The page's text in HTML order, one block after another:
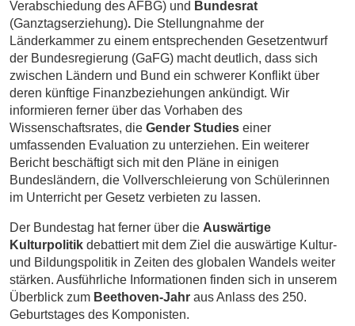
Verabschiedung des AFBG) und Bundesrat
(Ganztagserziehung). Die Stellungnahme der
Länderkammer zu einem entsprechenden Gesetzentwurf
der Bundesregierung (GaFG) macht deutlich, dass sich
zwischen Ländern und Bund ein schwerer Konflikt über
deren künftige Finanzbeziehungen ankündigt. Wir
informieren ferner über das Vorhaben des
Wissenschaftsrates, die Gender Studies einer
umfassenden Evaluation zu unterziehen. Ein weiterer
Bericht beschäftigt sich mit den Pläne in einigen
Bundesländern, die Vollverschleierung von Schülerinnen
im Unterricht per Gesetz verbieten zu lassen.
Der Bundestag hat ferner über die Auswärtige
Kulturpolitik debattiert mit dem Ziel die auswärtige Kultur-
und Bildungspolitik in Zeiten des globalen Wandels weiter
stärken. Ausführliche Informationen finden sich in unserem
Überblick zum Beethoven-Jahr aus Anlass des 250.
Geburtstages des Komponisten.